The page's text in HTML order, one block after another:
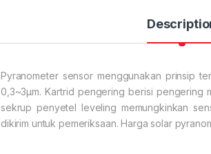
Pyranometer sensor menggunakan prinsip
0,3~3μm. Kartrid pengering berisi pengering
sekrup penyetel leveling memungkinkan
dikirim untuk pemeriksaan. Harga solar